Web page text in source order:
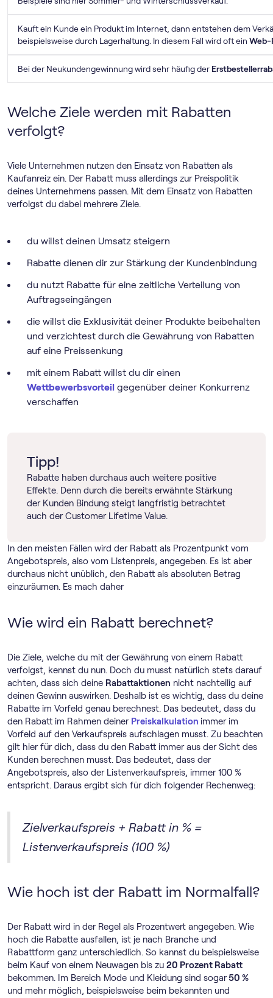
Kauft ein Kunde ein Produkt im Internet, dann entstehen dem
beispielsweise durch Lagerhaltung. In diesem Fall wird oft ein Web-
Bei der Neukundengewinnung wird sehr häufig der
Welche Ziele werden mit Rabatten
verfolgt?
Viele Unternehmen nutzen den Einsatz von Rabatten als
Kaufanreiz ein. Der Rabatt muss allerdings zur Preispolitik
deines Unternehmens passen. Mit dem Einsatz von Rabatten
verfolgst du dabei mehrere Ziele.
du willst deinen Umsatz steigern
Rabatte dienen dir zur Stärkung der Kundenbindung
du nutzt Rabatte für eine zeitliche Verteilung von
Auftragseingängen
die willst die Exklusivität deiner Produkte beibehalten
und verzichtest durch die Gewährung von Rabatten
auf eine Preissenkung
mit einem Rabatt willst du dir einen
Wettbewerbsvorteil gegenüber deiner Konkurrenz
verschaffen
Tipp!
Rabatte haben durchaus auch weitere positive
Effekte. Denn durch die bereits erwähnte Stärkung
der Kunden Bindung steigt langfristig betrachtet
auch der Customer Lifetime Value.
In den meisten Fällen wird der Rabatt als Prozentpunkt vom
Angebotspreis, also vom Listenpreis, angegeben. Es ist aber
durchaus nicht unüblich, den Rabatt als absoluten Betrag
einzuräumen. Es mach daher
Wie wird ein Rabatt berechnet?
Die Ziele, welche du mit der Gewährung von einem Rabatt
verfolgst, kennst du nun. Doch du musst natürlich stets darauf
achten, dass sich deine Rabattaktionen nicht nachteilig auf
deinen Gewinn auswirken. Deshalb ist es wichtig, dass du deine
Rabatte im Vorfeld genau berechnest. Das bedeutet, dass du
den Rabatt im Rahmen deiner Preiskalkulation immer im
Vorfeld auf den Verkaufspreis aufschlagen musst. Zu beachten
gilt hier für dich, dass du den Rabatt immer aus der Sicht des
Kunden berechnen musst. Das bedeutet, dass der
Angebotspreis, also der Listenverkaufspreis, immer 100 %
entspricht. Daraus ergibt sich für dich folgender Rechenweg:
Zielverkaufspreis + Rabatt in % =
Listenverkaufspreis (100 %)
Wie hoch ist der Rabatt im Normalfall?
Der Rabatt wird in der Regel als Prozentwert angegeben. Wie
hoch die Rabatte ausfallen, ist je nach Branche und
Rabattform ganz unterschiedlich. So kannst du beispielsweise
beim Kauf von einem Neuwagen bis zu 20 Prozent Rabatt
bekommen. Im Bereich Mode und Kleidung sind sogar50 %
und mehr möglich, beispielsweise beim bekannten und